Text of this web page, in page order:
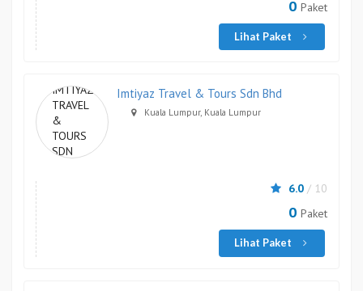
0 Paket
Lihat Paket
Imtiyaz Travel & Tours Sdn Bhd
Kuala Lumpur, Kuala Lumpur
6.0 / 10
0 Paket
Lihat Paket